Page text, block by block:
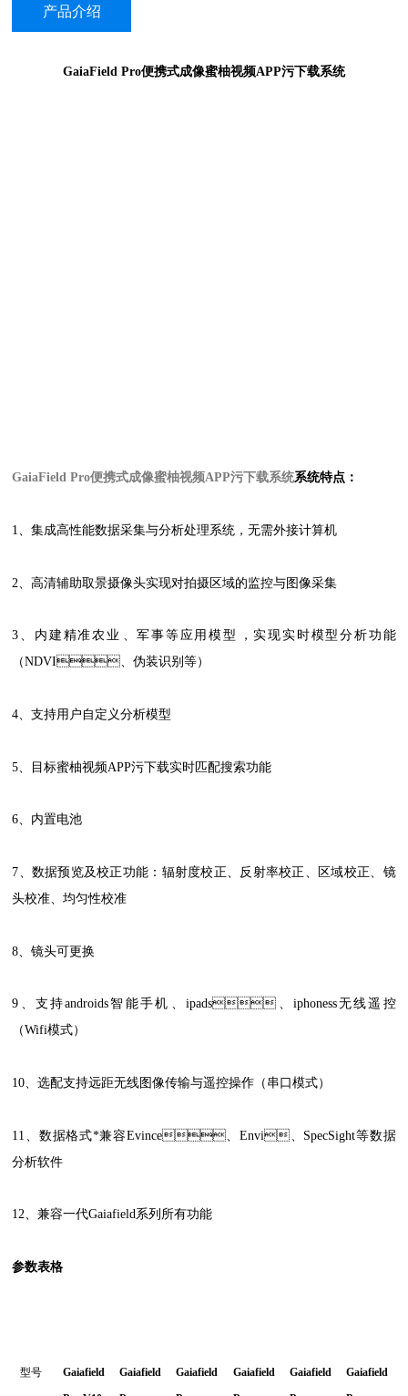
产品介绍
GaiaField Pro便携式成像蜜柚视频APP污下载系统
GaiaField Pro便携式成像蜜柚视频APP污下载系统系统特点：
1、集成高性能数据采集与分析处理系统，无需外接计算机
2、高清辅助取景摄像头实现对拍摄区域的监控与图像采集
3、内建精准农业、军事等应用模型，实现实时模型分析功能
（NDVI、伪装识别等）
4、支持用户自定义分析模型
5、目标蜜柚视频APP污下载实时匹配搜索功能
6、内置电池
7、数据预览及校正功能：辐射度校正、反射率校正、区域校正、镜
头校准、均匀性校准
8、镜头可更换
9、支持androids智能手机、ipads、iphoness无线遥控
（Wifi模式）
10、选配支持远距无线图像传输与遥控操作（串口模式）
11、数据格式*兼容Evince、Envi、SpecSight等数据
分析软件
12、兼容一代Gaiafield系列所有功能
参数表格
型号 Gaiafield Gaiafield Gaiafield Gaiafield Gaiafield Gaiafield